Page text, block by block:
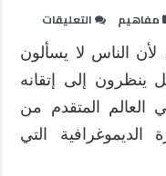
مفاهيم التعليقات
إدارة
الجودة
الشاملة
مغلقة
الناس لا يسألون
إلى إتقانه
العالم المتقدم من
التي